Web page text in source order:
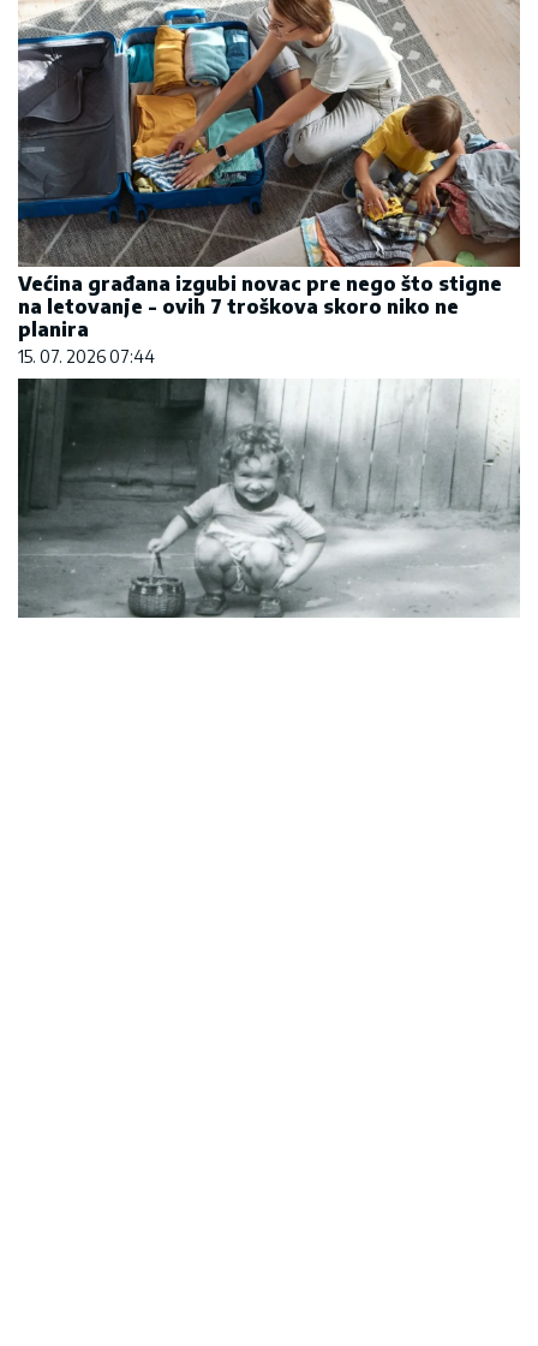
Većina građana izgubi novac pre nego što stigne
na letovanje - ovih 7 troškova skoro niko ne
planira
15. 07. 2026 07:44